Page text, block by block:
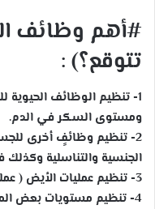
#أهم وظائف
تتوقع؟) :
1- تنظيم الوظائف
ومستوى السكر في الدم.
2- تنظيم وظائفٍ أخرى
الجنسية والتناسلية وكذلك
3- تنظيم عمليات الأيض ( عمليات الهدم والبناء).
4- تنظيم مستويات بعض